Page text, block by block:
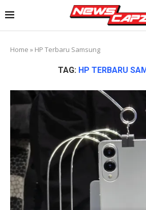
Home » HP Terbaru Samsung
TAG: HP TERBARU